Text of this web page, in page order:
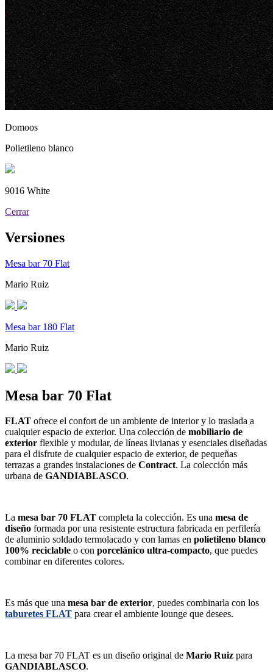
Domoos
Polietileno blanco
9016 White
Cerrar
Versiones
Mesa bar 70 Flat
Mario Ruiz
Mesa bar 180 Flat
Mario Ruiz
Mesa bar 70 Flat
FLAT ofrece el confort de un ambiente de interior y lo traslada a
cualquier espacio de exterior. Una colección de mobiliario de
exterior flexible y modular, de líneas livianas y esenciales diseñadas
para el disfrute de cualquier espacio de exterior, de pequeñas
terrazas a grandes instalaciones de Contract. La colección más
urbana de GANDIABLASCO.
La mesa bar 70 FLAT completa la colección. Es una mesa de
diseño formada por una resistente estructura fabricada en perfilería
de aluminio soldado termolacado y con lamas en polietileno blanco
100% reciclable o con porcelánico ultra-compacto, que puedes
combinar en diferentes colores.
Es más que una mesa bar de exterior, puedes combinarla con los
taburetes FLAT para crear el ambiente lounge que desees.
La mesa bar 70 FLAT es un diseño original de Mario Ruiz para
GANDIABLASCO.